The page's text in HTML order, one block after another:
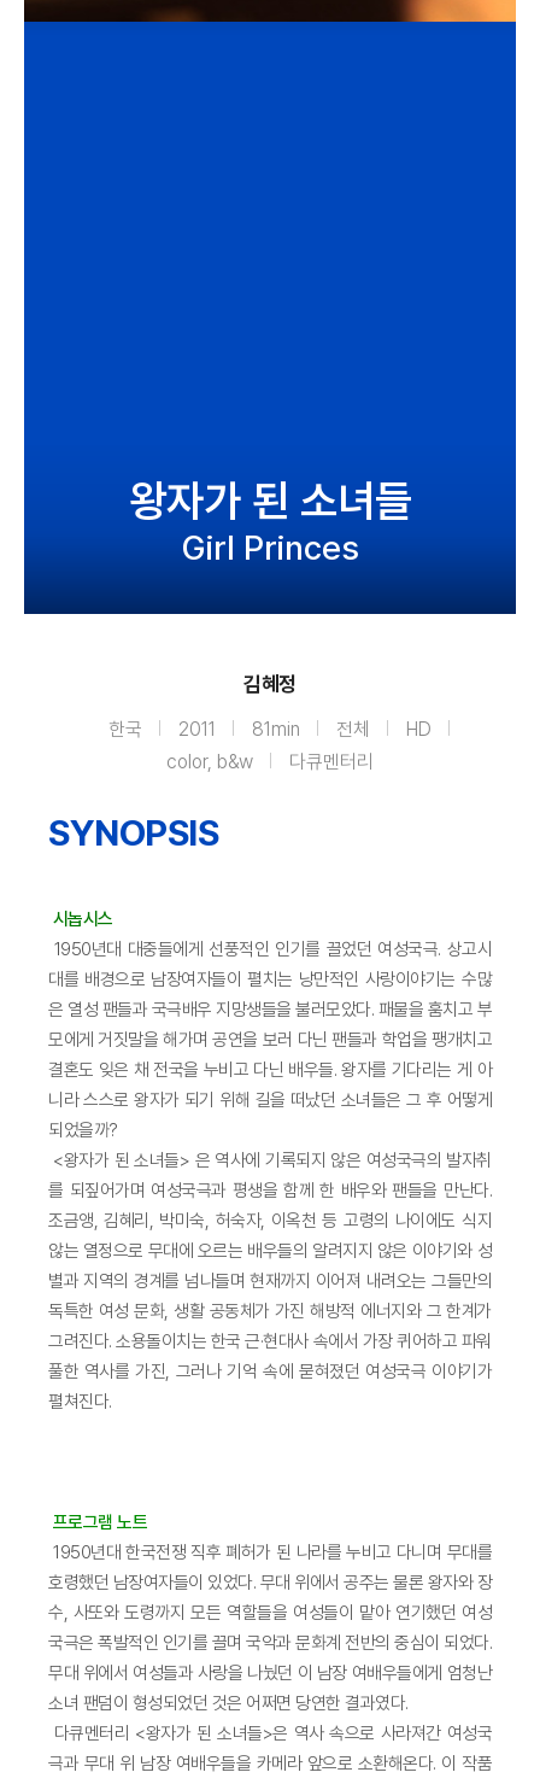
왕자가 된 소녀들
Girl Princes
김혜정
한국 2011 81min 전체
HD
color, b&w
다큐멘터리
SYNOPSIS
시놉시스
1950년대 대중들에게 선풍적인 인기를 끌었던 여성국극. 상고시
대를 배경으로 남장여자들이 펼치는 낭만적인 사랑이야기는 수많
은 열성 팬들과 국극배우 지망생들을 불러모았다. 패물을 훔치고 부
모에게 거짓말을 해가며 공연을 보러 다닌 팬들과 학업을 팽개치고
결혼도 잊은 채 전국을 누비고 다닌 배우들. 왕자를 기다리는 게 아
니라 스스로 왕자가 되기 위해 길을 떠났던 소녀들은 그 후 어떻게
되었을까?
<왕자가 된 소녀들> 은 역사에 기록되지 않은 여성국극의 발자취
를 되짚어가며 여성국극과 평생을 함께 한 배우와 팬들을 만난다.
조금앵, 김혜리, 박미숙, 허숙자, 이옥천 등 고령의 나이에도 식지
않는 열정으로 무대에 오르는 배우들의 알려지지 않은 이야기와 성
별과 지역의 경계를 넘나들며 현재까지 이어져 내려오는 그들만의
독특한 여성 문화, 생활 공동체가 가진 해방적 에너지와 그 한계가
그려진다. 소용돌이치는 한국 근·현대사 속에서 가장 퀴어하고 파워
풀한 역사를 가진, 그러나 기억 속에 묻혀졌던 여성국극 이야기가
펼쳐진다.
프로그램 노트
1950년대 한국전쟁 직후 폐허가 된 나라를 누비고 다니며 무대를
호령했던 남장여자들이 있었다. 무대 위에서 공주는 물론 왕자와 장
수, 사또와 도령까지 모든 역할들을 여성들이 맡아 연기했던 여성
국극은 폭발적인 인기를 끌며 국악과 문화계 전반의 중심이 되었다.
무대 위에서 여성들과 사랑을 나눴던 이 남장 여배우들에게 엄청난
소녀 팬덤이 형성되었던 것은 어쩌면 당연한 결과였다.
다큐멘터리 <왕자가 된 소녀들>은 역사 속으로 사라져간 여성국
극과 무대 위 남장 여배우들을 카메라 앞으로 소환해온다. 이 작품